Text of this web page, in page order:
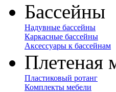
Бассейны
Надувные бассейны
Каркасные бассейны
Аксессуары к бассейнам
Плетеная
Пластиковый ротанг
Комплекты мебели